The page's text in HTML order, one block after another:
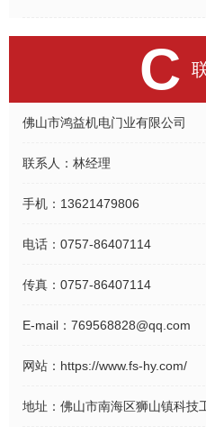
C
佛山市鸿益机电门业有限公司
联系人： 林经理
手机： 13621479806
电话： 0757-86407114
传真： 0757-86407114
E-mail： 769568828@qq.com
网站： https://www.fs-hy.com/
地址： 佛山市南海区狮山镇科技